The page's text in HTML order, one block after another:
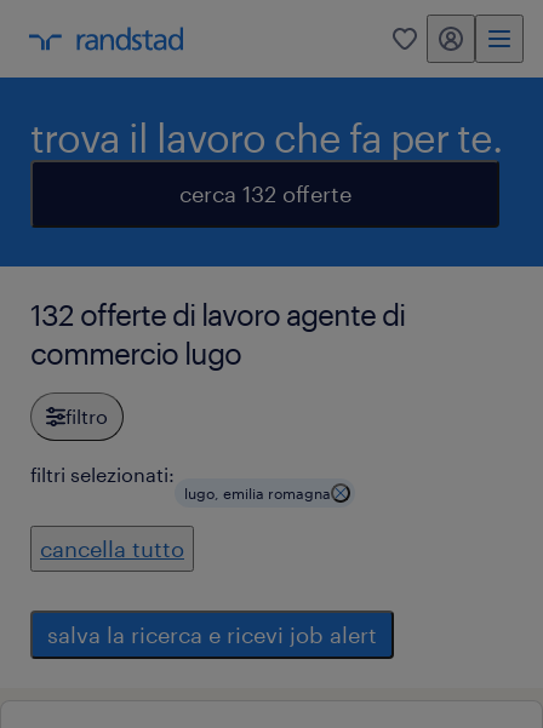
0 my randstad
trova il lavoro che fa per te.
cerca 132 offerte
132 offerte di lavoro agente di
commercio lugo
filtro
filtri selezionati:
lugo, emilia romagna
cancella tutto
salva la ricerca e ricevi job alert